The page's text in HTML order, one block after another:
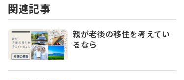
関連記事
親が老後の移住を考えてい
るなら